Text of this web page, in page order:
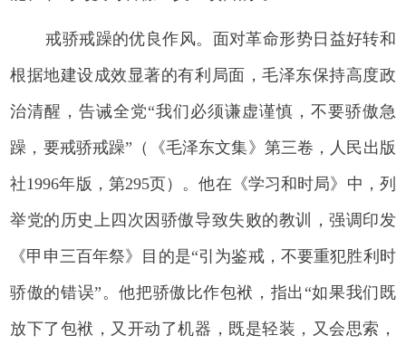
戒骄戒躁的优良作风。面对革命形势日益好转和
根据地建设成效显著的有利局面，毛泽东保持高度政
治清醒，告诫全党“我们必须谦虚谨慎，不要骄傲急
躁，要戒骄戒躁”（《毛泽东文集》第三卷，人民出版
社1996年版，第295页）。他在《学习和时局》中，列
举党的历史上四次因骄傲导致失败的教训，强调印发
《甲申三百年祭》目的是“引为鉴戒，不要重犯胜利时
骄傲的错误”。他把骄傲比作包袱，指出“如果我们既
放下了包袱，又开动了机器，既是轻装，又会思索，